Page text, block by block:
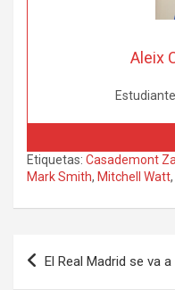
Aleix
Etiquetas: Casademont
Mark Smith, Mitchell Watt,
Navegación
de
El Real Madrid se va